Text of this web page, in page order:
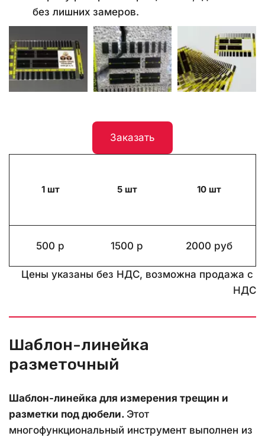
без лишних замеров.
Заказать
1 шт 5 шт 10 шт
500 р 1500 р 2000 руб
Цены указаны без НДС, возможна продажа с
НДС
Шаблон-линейка
разметочный
Шаблон-линейка для измерения трещин и
разметки под дюбели. Этот
многофункциональный инструмент выполнен из